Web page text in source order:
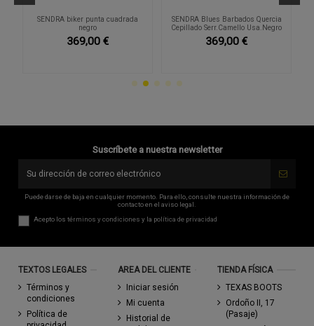
SENDRA biker punta cuadrada
negro
369,00 €
SENDRA Blues Barbados Quercia
Cepillado Serr.Camello Usa.Negro
369,00 €
Suscríbete a nuestra newsletter
Puede darse de baja en cualquier momento. Para ello, consulte nuestra información de
contacto en el aviso legal.
Acepto lostérminos y condiciones y la política de privacidad
TEXTOS LEGALES
Términos y
condiciones
Política de
AREA DEL CLIENTE
Iniciar sesión
Mi cuenta
Historial de
TIENDA FÍSICA
TEXAS BOOTS
Ordoño II, 17
(Pasaje)